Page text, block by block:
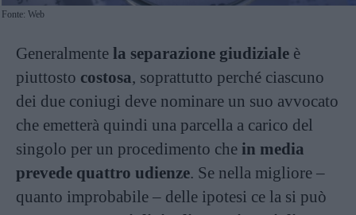
Fonte: Web
Generalmente la separazione giudiziale è
piuttosto costosa, soprattutto perché ciascuno
dei due coniugi deve nominare un suo avvocato
che emetterà quindi una parcella a carico del
singolo per un procedimento che in media
prevede quattro udienze. Se nella migliore –
quanto improbabile – delle ipotesi ce la si può